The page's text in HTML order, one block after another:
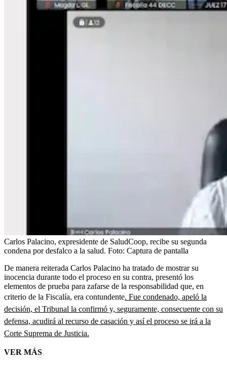
Carlos Palacino, expresidente de SaludCoop, recibe su segunda
condena por desfalco a la salud. Foto: Captura de pantalla
De manera reiterada Carlos Palacino ha tratado de mostrar su
inocencia durante todo el proceso en su contra, presentó los
elementos de prueba para zafarse de la responsabilidad que, en
criterio de la Fiscalía, era contundente. Fue condenado, apeló la
decisión, el Tribunal la confirmó y, seguramente, consecuente con su
defensa, acudirá al recurso de casación y así el proceso se irá a la
Corte Suprema de Justicia.
VER MÁS